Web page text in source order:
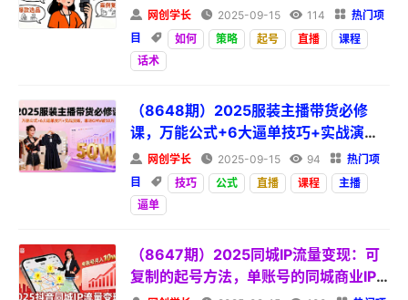
播案例拆解
 网创学长  2025-09-15  114  热门项
目
 如何 策略 起号 直播
课程
话术
（8648期）2025服装主播带货必修
课，万能公式+6大逼单技巧+实战演
练，单场GMV破50万
 网创学长  2025-09-15  94  热门项
目
 技巧 公式 直播 课程
主播
逼单
（8647期）2025同城IP流量变现：可
复制的起号方法，单账号的同城商业IP